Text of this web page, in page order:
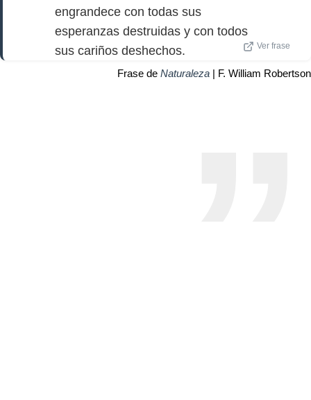
engrandece con todas sus
esperanzas destruidas y con todos
sus cariños deshechos.
Ver frase
Frase de Naturaleza | F. William Robertson